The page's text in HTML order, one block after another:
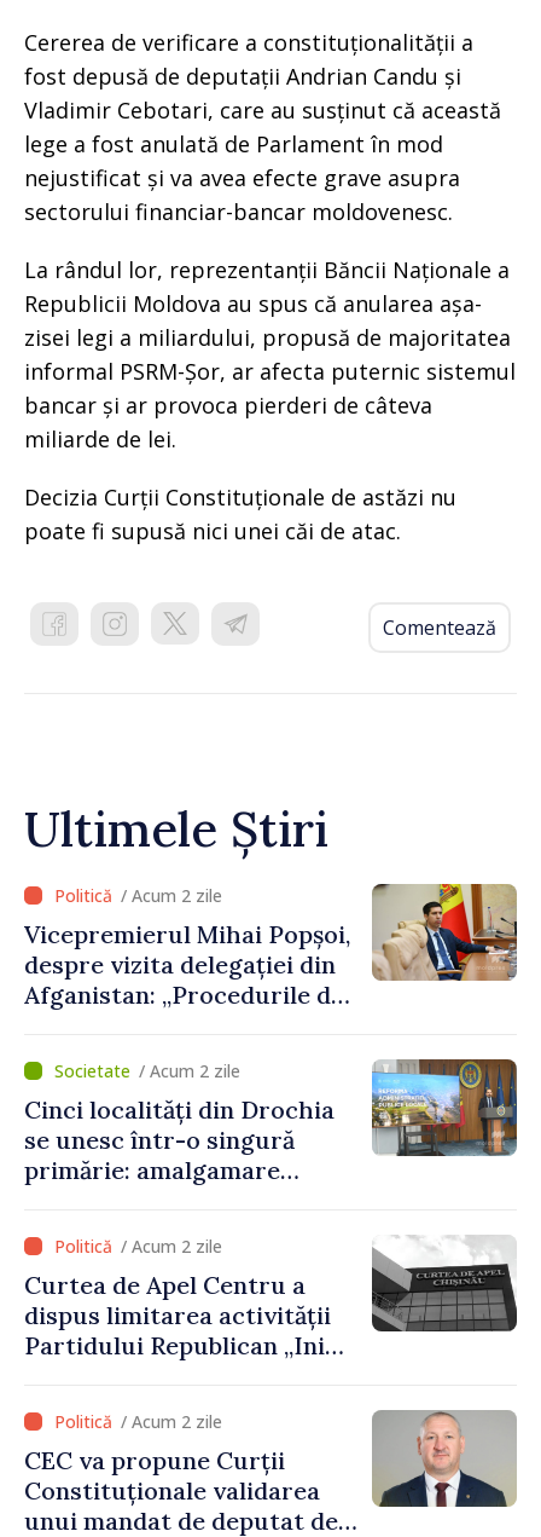
Cererea de verificare a constituționalității a
fost depusă de deputații Andrian Candu și
Vladimir Cebotari, care au susținut că această
lege a fost anulată de Parlament în mod
nejustificat și va avea efecte grave asupra
sectorului financiar-bancar moldovenesc.
La rândul lor, reprezentanții Băncii Naționale a
Republicii Moldova au spus că anularea așa-
zisei legi a miliardului, propusă de majoritatea
informal PSRM-Șor, ar afecta puternic sistemul
bancar și ar provoca pierderi de câteva
miliarde de lei.
Decizia Curții Constituționale de astăzi nu
poate fi supusă nici unei căi de atac.
Comentează
Ultimele Știri
/ Acum 2 zile
Vicepremierul Mihai Popșoi,
despre vizita delegației din
Afganistan: „Procedurile de
respectate întocmai. Nu s-
au constatat încălcări ale
prevederilor legale”
/ Acum 2 zile
Cinci localități din Drochia
se unesc într-o singură
primărie: amalgamare
stimulente de peste 28 de
milioane de lei oferite de
Guvern
/ Acum 2 zile
Curtea de Apel Centru a
dispus limitarea activității
Partidului Republican „Inima
/ Acum 2 zile
CEC va propune Curții
Constituționale validarea
unui mandat de deputat de